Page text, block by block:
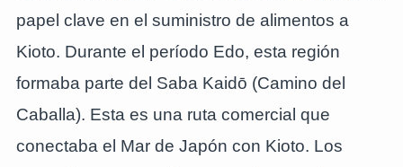
papel clave en el suministro de alimentos a
Kioto. Durante el período Edo, esta región
formaba parte del Saba Kaidō (Camino del
Caballa). Esta es una ruta comercial que
conectaba el Mar de Japón con Kioto. Los